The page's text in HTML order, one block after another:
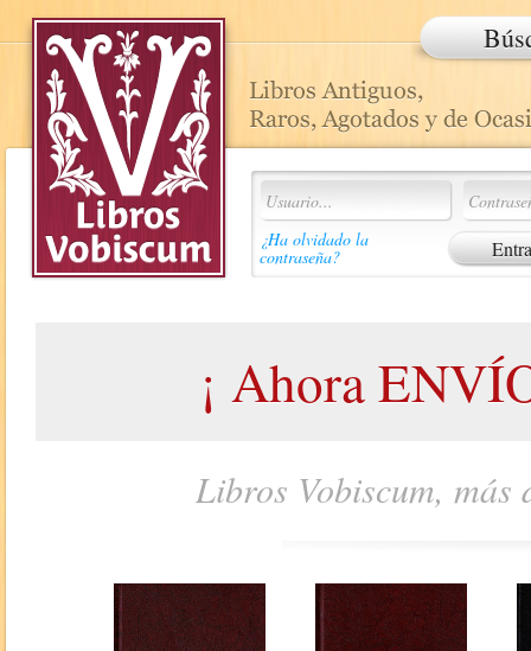
¿Ha olvidado la
contraseña?
¡ Ahora
Libros Vobiscum,